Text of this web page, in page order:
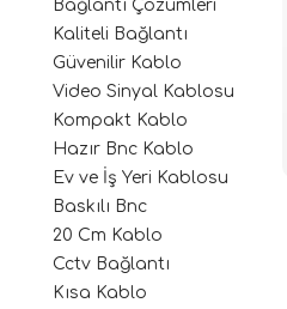
Bağlantı Çözümleri
Kaliteli Bağlantı
Güvenilir Kablo
Video Sinyal Kablosu
Kompakt Kablo
Hazır Bnc Kablo
Ev ve İş Yeri Kablosu
Baskılı Bnc
20 Cm Kablo
Cctv Bağlantı
Kısa Kablo